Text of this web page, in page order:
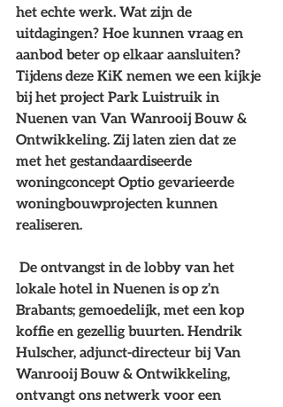
het echte werk. Wat zijn de
uitdagingen? Hoe kunnen vraag en
aanbod beter op elkaar aansluiten?
Tijdens deze KiK nemen we een kijkje
bij het project Park Luistruik in
Nuenen van Van Wanrooij Bouw &
Ontwikkeling. Zij laten zien dat ze
met het gestandaardiseerde
woningconcept Optio gevarieerde
woningbouwprojecten kunnen
realiseren.
De ontvangst in de lobby van het
lokale hotel in Nuenen is op z’n
Brabants; gemoedelijk, met een kop
koffie en gezellig buurten. Hendrik
Hulscher, adjunct-directeur bij Van
Wanrooij Bouw & Ontwikkeling,
ontvangt ons netwerk voor een